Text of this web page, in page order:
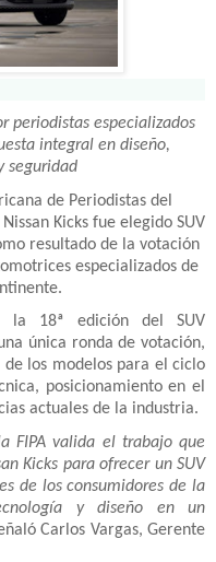
periodistas especializados
integral en diseño,
seguridad
de Periodistas del
Kicks fue elegido SUV
resultado de la votación
especializados de
la 18ª edición del SUV
única ronda de votación,
los modelos para el ciclo
posicionamiento en el
actuales de la industria.
FIPA valida el trabajo que
Kicks para ofrecer un SUV
de los consumidores de la
y diseño en un
Carlos Vargas, Gerente